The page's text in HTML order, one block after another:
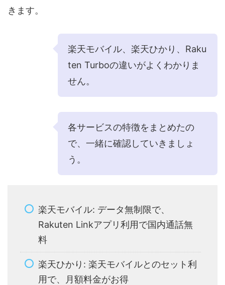
きます。
楽天モバイル、楽天ひかり、Raku
ten Turboの違いがよくわかりま
せん。
各サービスの特徴をまとめたの
で、一緒に確認していきましょ
う。
楽天モバイル: データ無制限で、
Rakuten Linkアプリ利用で国内通話無
料
楽天ひかり: 楽天モバイルとのセット利
用で、月額料金がお得